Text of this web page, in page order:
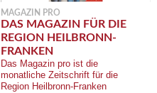
MAGAZIN PRO
DAS MAGAZIN FÜR DIE
REGION HEILBRONN-
FRANKEN
Das Magazin pro ist die
monatliche Zeitschrift für die
Region Heilbronn-Franken